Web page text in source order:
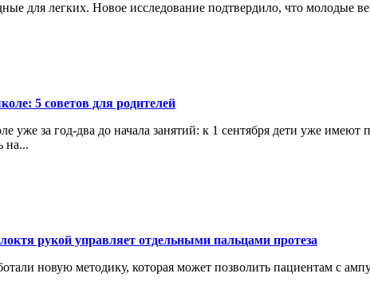
для легких. Новое исследование подтвердило, что
5 советов для родителей
за год-два до начала занятий: к 1 сентября дети уже имеют
на...
рукой управляет отдельными пальцами протеза
новую методику, которая может позволить пациентам с